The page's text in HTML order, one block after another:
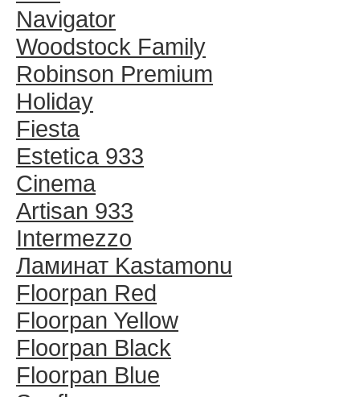
Navigator
Woodstock Family
Robinson Premium
Holiday
Fiesta
Estetica 933
Cinema
Artisan 933
Intermezzo
Ламинат Kastamonu
Floorpan Red
Floorpan Yellow
Floorpan Black
Floorpan Blue